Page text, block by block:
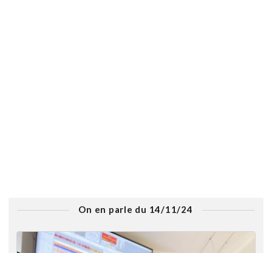
On en parle du 14/11/24